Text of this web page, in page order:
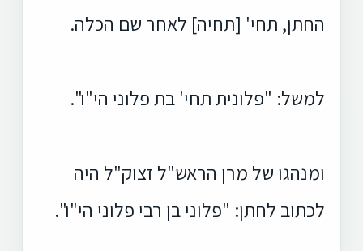
החתן, תחי' [תחיה] לאחר שם הכלה.
למשל: "פלונית תחי' בת פלוני הי"ו".
ומנהגו של מרן הראש"ל זצוק"ל היה
לכתוב לחתן: "פלוני בן רבי פלוני הי"ו".